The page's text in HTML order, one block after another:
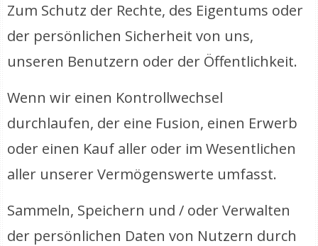
Zum Schutz der Rechte, des Eigentums oder
der persönlichen Sicherheit von uns,
unseren Benutzern oder der Öffentlichkeit.
Wenn wir einen Kontrollwechsel
durchlaufen, der eine Fusion, einen Erwerb
oder einen Kauf aller oder im Wesentlichen
aller unserer Vermögenswerte umfasst.
Sammeln, Speichern und / oder Verwalten
der persönlichen Daten von Nutzern durch